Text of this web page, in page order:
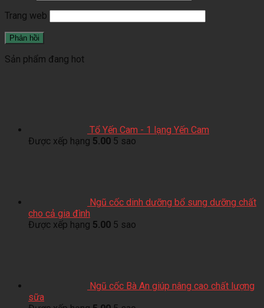
Trang web
Sản phẩm đang hot
Tổ Yến Cam - 1 lạng Yến Cam
Được xếp hạng 5.00 5 sao
Ngũ cốc dinh dưỡng bổ sung dưỡng chất
cho cả gia đình
Được xếp hạng 5.00 5 sao
Ngũ cốc Bà An giúp nâng cao chất lượng
sữa